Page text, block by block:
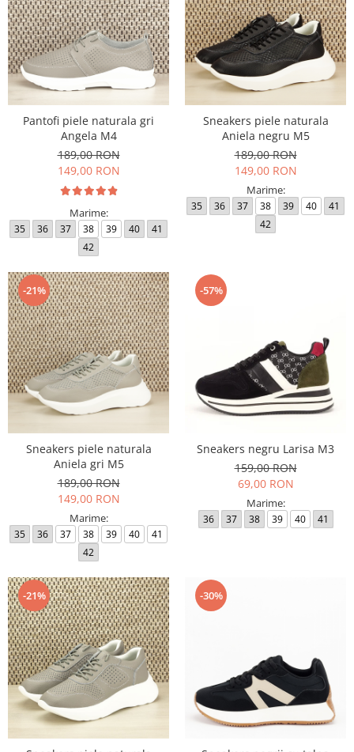
Pantofi piele naturala gri
Angela M4
189,00 RON
149,00 RON
Marime:
35 36 37 38 39 40
41
42
Sneakers piele naturala
Aniela negru M5
189,00 RON
149,00 RON
Marime:
35 36 37 38 39 40
41
42
-21%
Sneakers piele naturala
Aniela gri M5
189,00 RON
149,00 RON
Marime:
35 36 37 38 39 40
41
42
-57%
Sneakers negru Larisa M3
159,00 RON
69,00 RON
Marime:
36 37 38 39 40 41
-21% -30%